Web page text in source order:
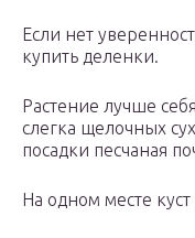
Если нет
купить деленки.
Растение лучше
слегка щелочных
посадки песчаная
На одном месте